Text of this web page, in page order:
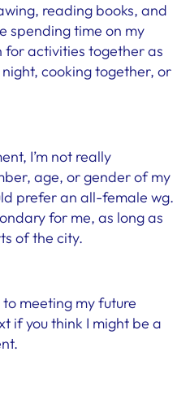
reading books, and
spending time on my
for activities together as
cooking together, or
I’m not really
age, or gender of my
prefer an all-female wg.
for me, as long as
of the city.
meeting my future
if you think I might be a